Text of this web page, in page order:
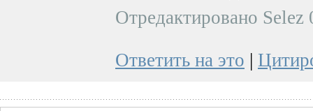
Отредактировано
Ответить на это |